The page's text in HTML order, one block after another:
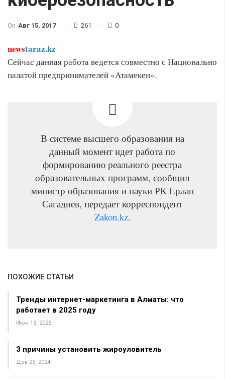
On Авг 15, 2017 261 0
newstaraz.kz
Сейчас данная работа ведется совместно с Национально
палатой предпринимателей «Атамекен».
В системе высшего образования на
данный момент идет работа по
формированию реального реестра
образовательных программ, сообщил
министр образования и науки РК Ерлан
Сагадиев, передает корреспондент
Zakon.kz.
ПОХОЖИЕ СТАТЬИ
Тренды интернет-маркетинга в Алматы: что
работает в 2025 году
Июн 13, 2025
3 причины установить жироуловитель
Дек 25, 2024